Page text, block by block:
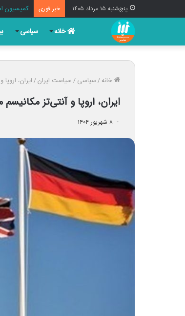
پنج‌شنبه ۱۵ مرداد ۱۴۰۵ خبر فوری کمیسیون
خانه سیاسی
خانه/سیاسی/سیاست ایران/ایران،
ایران، اروپا و آنتی‌تز مکانیسم
۸ شهریور ۱۴۰۴